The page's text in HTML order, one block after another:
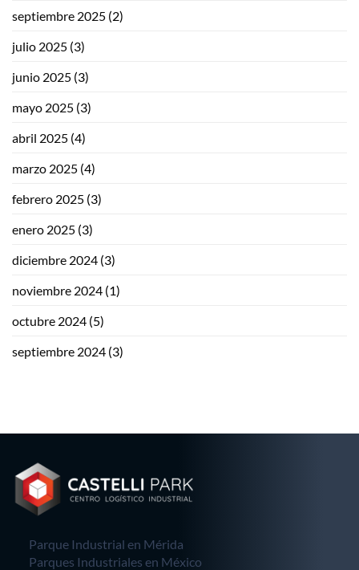
septiembre 2025 (2)
julio 2025 (3)
junio 2025 (3)
mayo 2025 (3)
abril 2025 (4)
marzo 2025 (4)
febrero 2025 (3)
enero 2025 (3)
diciembre 2024 (3)
noviembre 2024 (1)
octubre 2024 (5)
septiembre 2024 (3)
Parque Industrial en Mérida
Parques Industriales en México